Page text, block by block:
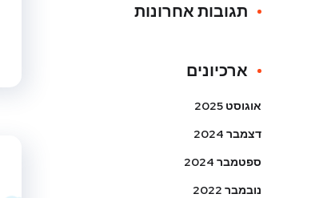
תגובות אחרונות
ארכיונים
אוגוסט 2025
דצמבר 2024
ספטמבר 2024
נובמבר 2022